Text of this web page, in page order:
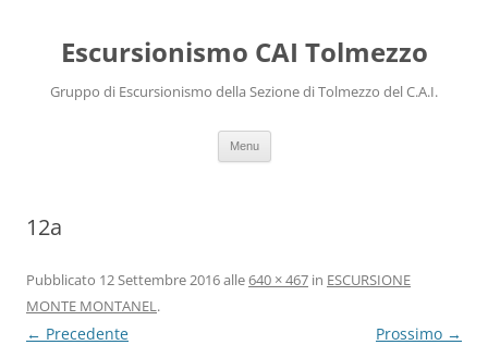
Escursionismo CAI Tolmezzo
Gruppo di Escursionismo della Sezione di Tolmezzo del C.A.I.
Menu Vai al contenuto
12a
Pubblicato 12 Settembre 2016alle640 × 467 in ESCURSIONE
MONTE MONTANEL.
← Precedente Prossimo →